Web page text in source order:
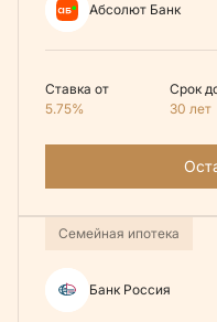
Абсолют Банк
Ставка от
5.75%
Срок
30 лет
Семейная ипотека
Банк Россия